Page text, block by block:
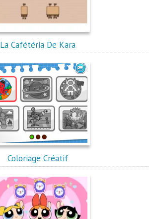
La Cafétéria De Kara
Coloriage Créatif